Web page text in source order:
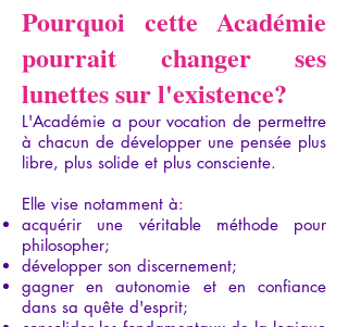
Pourquoi cette Académie
pourrait changer ses
lunettes sur l'existence?
L'Académie a pour vocation de permettre
à chacun de développer une pensée plus
libre, plus solide et plus consciente.
Elle vise notamment à:
acquérir une véritable méthode pour
philosopher;
développer son discernement;
gagner en autonomie et en confiance
dans sa quête d'esprit;